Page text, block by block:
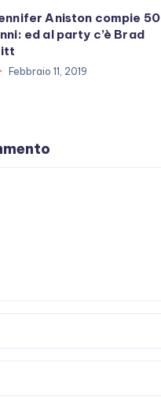
Aniston compie 50
ed al party c’è Brad
Febbraio 11, 2019